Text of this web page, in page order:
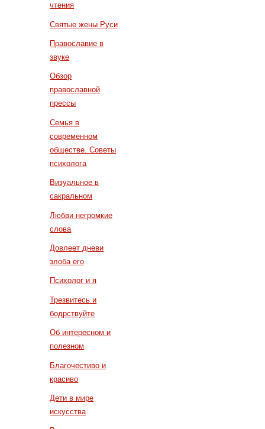
чтения
Святые жены Руси
Православие в
звуке
Обзор
православной
прессы
Семья в
современном
обществе. Советы
психолога
Визуальное в
сакральном
Любви негромкие
слова
Довлеет дневи
злоба его
Психолог и я
Трезвитесь и
бодрствуйте
Об интересном и
полезном
Благочестиво и
красиво
Дети в мире
искусства